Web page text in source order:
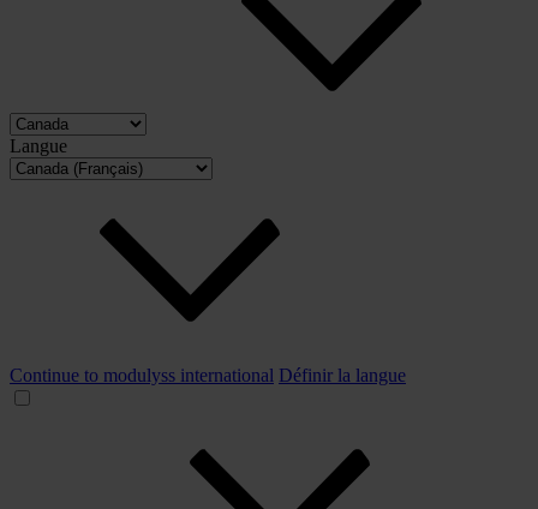
Langue
Continue to modulyss international Définir la langue